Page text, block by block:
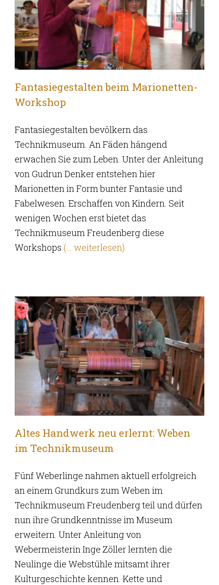
Fantasiegestalten beim Marionetten-
Workshop
Fantasiegestalten bevölkern das
Technikmuseum. An Fäden hängend
erwachen Sie zum Leben. Unter der Anleitung
von Gudrun Denker entstehen hier
Marionetten in Form bunter Fantasie und
Fabelwesen. Erschaffen von Kindern. Seit
wenigen Wochen erst bietet das
Technikmuseum Freudenberg diese
Workshops (… weiterlesen)
Altes Handwerk neu erlernt: Weben
im Technikmuseum
Fünf Weberlinge nahmen aktuell erfolgreich
an einem Grundkurs zum Weben im
Technikmuseum Freudenberg teil und dürfen
nun ihre Grundkenntnisse im Museum
erweitern. Unter Anleitung von
Webermeisterin Inge Zöller lernten die
Neulinge die Webstühle mitsamt ihrer
Kulturgeschichte kennen. Kette und